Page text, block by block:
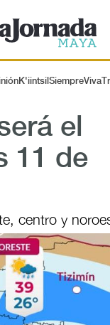
K'iintsil SiempreViva
el
11 de
centro y